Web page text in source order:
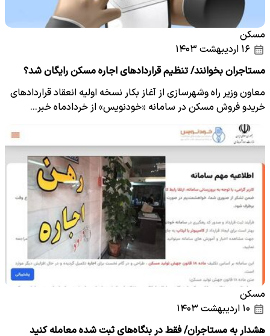
مسکن
مستاجران بخوانند/ تنظیم قراردادهای اجاره مسکن رایگان شد؟
معاون وزیر راه وشهرسازی از آغاز بکار نسخه اولیه انعقاد قراردادهای
خریدو فروش مسکن در سامانه «خودنویس» از خردادماه خبر…
مسکن
هشدار به مستاجران/ فقط در بنگاه‌های ثبت شده معامله کنید